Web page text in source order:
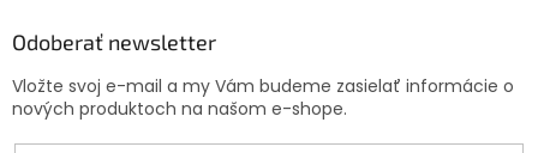
Odoberať newsletter
Vložte svoj e-mail a my Vám budeme zasielať informácie o
nových produktoch na našom e-shope.